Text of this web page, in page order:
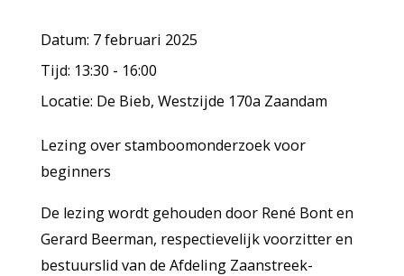
Datum: 7 februari 2025
Tijd: 13:30 - 16:00
Locatie: De Bieb, Westzijde 170a Zaandam
Lezing over stamboomonderzoek voor
beginners
De lezing wordt gehouden door René Bont en
Gerard Beerman, respectievelijk voorzitter en
bestuurslid van de Afdeling Zaanstreek-